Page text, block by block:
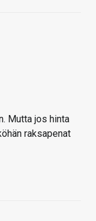
Mutta jos hinta
raksapenat